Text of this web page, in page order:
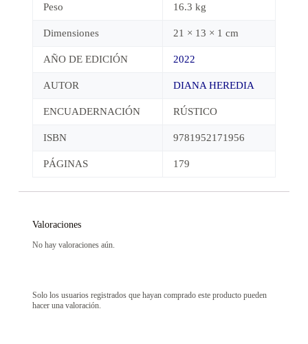
Peso 16.3 kg
Dimensiones 21 × 13 × 1 cm
AÑO DE EDICIÓN 2022
AUTOR DIANA HEREDIA
ENCUADERNACIÓN RÚSTICO
ISBN 9781952171956
PÁGINAS 179
Valoraciones
No hay valoraciones aún.
Solo los usuarios registrados que hayan comprado este producto pueden
hacer una valoración.